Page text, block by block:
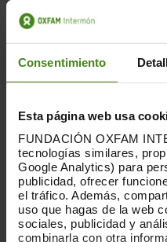
Consentimiento
Esta página web usa
FUNDACIÓN OXFAM
tecnologías similares,
Google Analytics) para
publicidad, ofrecer
el tráfico. Además,
uso que hagas de la web
sociales, publicidad y
combinarla con otra